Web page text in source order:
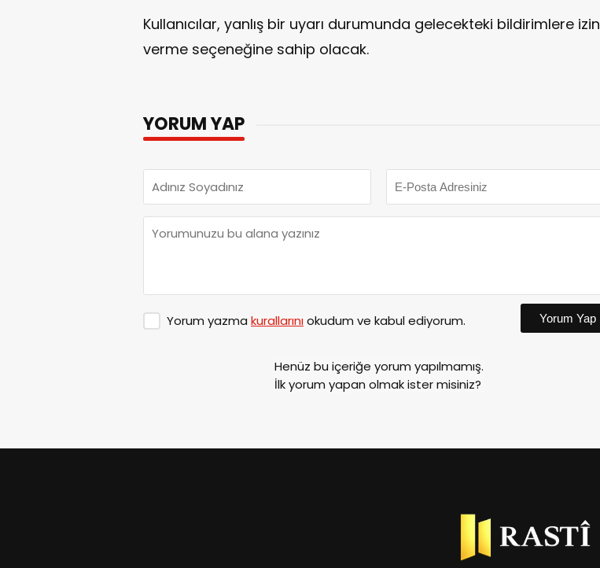
Kullanıcılar, yanlış bir uyarı durumunda gelecekteki bildirimlere izin
verme seçeneğine sahip olacak.
YORUM YAP
Yorum yazma kurallarınıokudum ve kabul ediyorum. Yorum Yap
Henüz bu içeriğe yorum yapılmamış.
İlk yorum yapan olmak ister misiniz?